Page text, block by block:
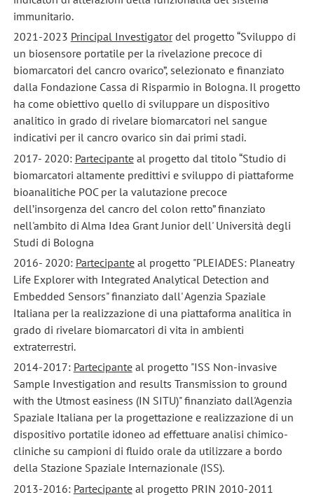
immunitario.
2021-2023 Principal Investigatordel progetto “Sviluppo di
un biosensore portatile per la rivelazione precoce di
biomarcatori del cancro ovarico”, selezionato e finanziato
dalla Fondazione Cassa di Risparmio in Bologna. Il progetto
ha come obiettivo quello di sviluppare un dispositivo
analitico in grado di rivelare biomarcatori nel sangue
indicativi per il cancro ovarico sin dai primi stadi.
2017- 2020: Partecipanteal progetto dal titolo “Studio di
biomarcatori altamente predittivi e sviluppo di piattaforme
bioanalitiche POC per la valutazione precoce
dell’insorgenza del cancro del colon retto” finanziato
nell'ambito di Alma Idea Grant Junior dell' Università degli
Studi di Bologna
2016- 2020: Partecipanteal progetto "PLEIADES: Planeatry
Life Explorer with Integrated Analytical Detection and
Embedded Sensors" finanziato dall' Agenzia Spaziale
Italiana per la realizzazione di una piattaforma analitica in
grado di rivelare biomarcatori di vita in ambienti
extraterrestri.
2014-2017: Partecipanteal progetto "ISS Non-invasive
Sample Investigation and results Transmission to ground
with the Utmost easiness (IN SITU)" finanziato dall'Agenzia
Spaziale Italiana per la progettazione e realizzazione di un
dispositivo portatile idoneo ad effettuare analisi chimico-
cliniche su campioni di fluido orale da utilizzare a bordo
della Stazione Spaziale Internazionale (ISS).
2013-2016: Partecipanteal progetto PRIN 2010-2011